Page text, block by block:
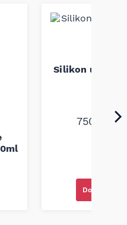
Silikon u
750,00
Dodaj u